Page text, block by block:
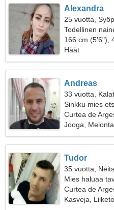
Alexandra
25 vuotta,
Todellinen
166 cm (5'6"),
Häät
Andreas
33 vuotta, Kalat
Sinkku mies
Curtea de
Jooga, Melonta
Tudor
35 vuotta,
Mies haluaa
Curtea de
Kasveja,